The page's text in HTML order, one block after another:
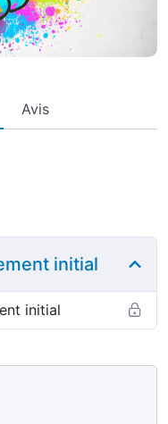
Avis
initial
initial